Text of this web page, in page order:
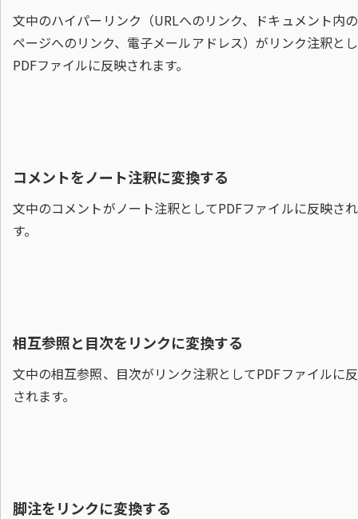
文中のハイパーリンク（URLへのリンク、ドキュメント内
ページへのリンク、電子メールアドレス）がリンク注釈と
PDFファイルに反映されます。
コメントをノート注釈に変換する
文中のコメントがノート注釈としてPDFファイルに反映さ
す。
相互参照と目次をリンクに変換する
文中の相互参照、目次がリンク注釈としてPDFファイルに
されます。
脚注をリンクに変換する